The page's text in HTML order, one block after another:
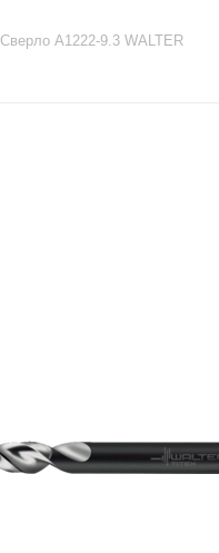
Сверло A1222-9.3 WALTER